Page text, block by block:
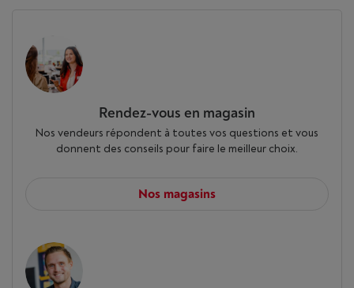
Rendez-vous en magasin
Nos vendeurs répondent à toutes vos questions et vous
donnent des conseils pour faire le meilleur choix.
Nos magasins